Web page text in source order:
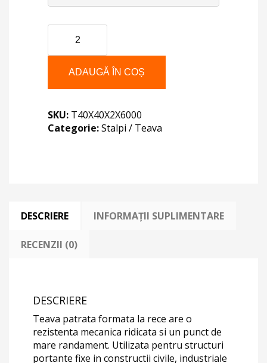
Cantitate
TEAVA
PATRATA
40X40X2X6M
ADAUGĂ ÎN COȘ
SKU: T40X40X2X6000
Categorie:Stalpi / Teava
DESCRIERE INFORMAȚII SUPLIMENTARE
RECENZII (0)
DESCRIERE
Teava patrata formata la rece are o
rezistenta mecanica ridicata si un punct de
mare randament. Utilizata pentru structuri
portante fixe in constructii civile, industriale